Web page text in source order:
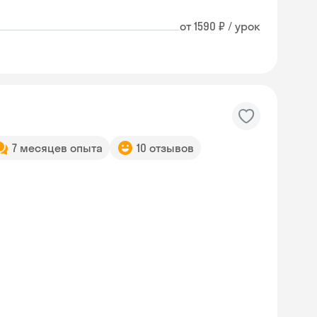
от 1590 ₽ / урок
7 месяцев опыта 10 отзывов